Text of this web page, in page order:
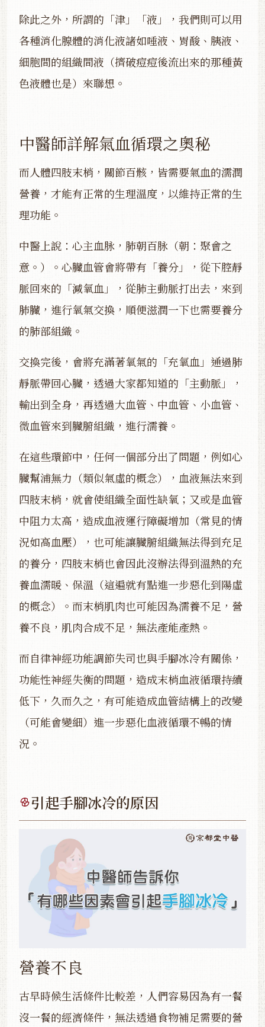
除此之外，所謂的「津」「液」，我們則可以用
各種消化腺體的消化液諸如唾液、胃酸、胰液、
細胞間的組織間液（擠破痘痘後流出來的那種黃
色液體也是）來聯想。
中醫師詳解氣血循環之奧秘
而人體四肢末梢，關節百骸，皆需要氣血的濡潤
營養，才能有正常的生理溫度，以維持正常的生
理功能。
中醫上說：心主血脉，肺朝百脉（朝：聚會之
意。）。心臟血管會將帶有「養分」，從下腔靜
脈回來的「減氧血」，從肺主動脈打出去，來到
肺臟，進行氧氣交換，順便滋潤一下也需要養分
的肺部組織。
交換完後，會將充滿著氧氣的「充氧血」通過肺
靜脈帶回心臟，透過大家都知道的「主動脈」，
輸出到全身，再透過大血管、中血管、小血管、
微血管來到臟腑組織，進行濡養。
在這些環節中，任何一個部分出了問題，例如心
臟幫浦無力（類似氣虛的概念），血液無法來到
四肢末梢，就會使組織全面性缺氧；又或是血管
中阻力太高，造成血液運行障礙增加（常見的情
況如高血壓），也可能讓臟腑組織無法得到充足
的養分，四肢末梢也會因此沒辦法得到溫熱的充
養血濡暖、保溫（這遍就有點進一步惡化到陽虛
的概念）。而末梢肌肉也可能因為濡養不足，營
養不良，肌肉合成不足，無法產能產熱。
而自律神經功能調節失司也與手腳冰冷有關係，
功能性神經失衡的問題，造成末梢血液循環持續
低下，久而久之，有可能造成血管結構上的改變
（可能會變細）進一步惡化血液循環不暢的情
況。
引起手腳冰冷的原因
營養不良
古早時候生活條件比較差，人們容易因為有一餐
沒一餐的經濟條件，無法透過食物補足需要的營